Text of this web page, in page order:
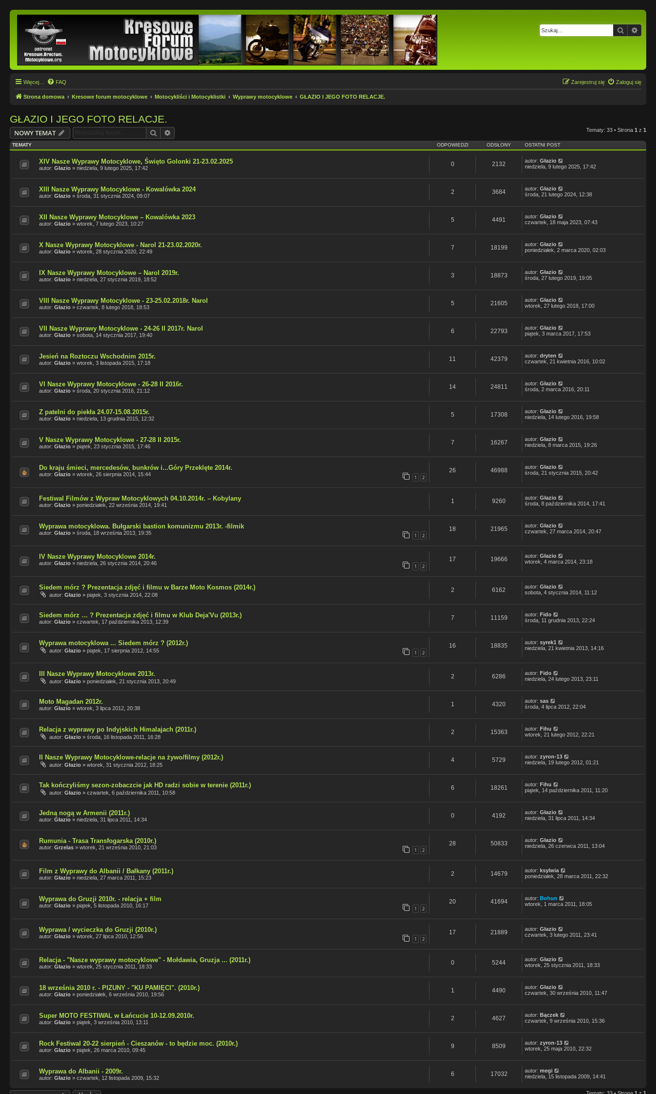
Szukaj
Więcej… FAQ Zaloguj się
Zarejestruj się
Strona domowa Kresowe forum motocyklowe Motocykliści i Motocyklistki Wyprawy motocyklowe GŁAZIO I JEGO FOTO RELACJE.
GŁAZIO I JEGO FOTO RELACJE.
NOWY TEMAT Szukaj Tematy: 33 • Strona 1 z 1
TEMATY ODPOWIEDZI ODSŁONY OSTATNI POST
XIV Nasze Wyprawy Motocyklowe, Święto Golonki 21-23.02.2025
autor: Głazio » niedziela, 9 lutego 2025, 17:42
0 2132 autor: Głazio
niedziela, 9 lutego 2025, 17:42
XIII Nasze Wyprawy Motocyklowe - Kowalówka 2024
autor: Głazio » środa, 31 stycznia 2024, 09:07
2 3684 autor: Głazio
środa, 21 lutego 2024, 12:38
XII Nasze Wyprawy Motocyklowe – Kowalówka 2023
autor: Głazio » wtorek, 7 lutego 2023, 10:27
5 4491 autor: Głazio
czwartek, 18 maja 2023, 07:43
X Nasze Wyprawy Motocyklowe - Narol 21-23.02.2020r.
autor: Głazio » wtorek, 28 stycznia 2020, 22:49
7 18199 autor: Głazio
poniedziałek, 2 marca 2020, 02:03
IX Nasze Wyprawy Motocyklowe – Narol 2019r.
autor: Głazio » niedziela, 27 stycznia 2019, 18:52
3 18873 autor: Głazio
środa, 27 lutego 2019, 19:05
VIII Nasze Wyprawy Motocyklowe - 23-25.02.2018r. Narol
autor: Głazio » czwartek, 8 lutego 2018, 18:53
5 21605 autor: Głazio
wtorek, 27 lutego 2018, 17:00
VII Nasze Wyprawy Motocyklowe - 24-26 II 2017r. Narol
autor: Głazio » sobota, 14 stycznia 2017, 19:40
6 22793 autor: Głazio
piątek, 3 marca 2017, 17:53
Jesień na Roztoczu Wschodnim 2015r.
autor: Głazio » wtorek, 3 listopada 2015, 17:18
11 42379 autor: dryten
czwartek, 21 kwietnia 2016, 10:02
VI Nasze Wyprawy Motocyklowe - 26-28 II 2016r.
autor: Głazio » środa, 20 stycznia 2016, 21:12
14 24811 autor: Głazio
środa, 2 marca 2016, 20:11
Z patelni do piekła 24.07-15.08.2015r.
autor: Głazio » niedziela, 13 grudnia 2015, 12:32
5 17308 autor: Głazio
niedziela, 14 lutego 2016, 19:58
V Nasze Wyprawy Motocyklowe - 27-28 II 2015r.
autor: Głazio » piątek, 23 stycznia 2015, 17:46
7 16267 autor: Głazio
niedziela, 8 marca 2015, 19:26
Do kraju śmieci, mercedesów, bunkrów i...Góry Przeklęte 2014r.
autor: Głazio » wtorek, 26 sierpnia 2014, 15:44 1 2
26 46988 autor: Głazio
środa, 21 stycznia 2015, 20:42
Festiwal Filmów z Wypraw Motocyklowych 04.10.2014r. – Kobylany
autor: Głazio » poniedziałek, 22 września 2014, 19:41
1 9260 autor: Głazio
środa, 8 października 2014, 17:41
Wyprawa motocyklowa. Bułgarski bastion komunizmu 2013r. -filmik
autor: Głazio » środa, 18 września 2013, 19:35 1 2
18 21965 autor: Głazio
czwartek, 27 marca 2014, 20:47
IV Nasze Wyprawy Motocyklowe 2014r.
autor: Głazio » niedziela, 26 stycznia 2014, 20:46 1 2
17 19666 autor: Głazio
wtorek, 4 marca 2014, 23:18
Siedem mórz ? Prezentacja zdjęć i filmu w Barze Moto Kosmos (2014r.)
autor: Głazio » piątek, 3 stycznia 2014, 22:08
2 6162 autor: Głazio
sobota, 4 stycznia 2014, 11:12
Siedem mórz … ? Prezentacja zdjęć i filmu w Klub Deja'Vu (2013r.)
autor: Głazio » czwartek, 17 października 2013, 12:39
7 11159 autor: Fido
środa, 11 grudnia 2013, 22:24
Wyprawa motocyklowa ... Siedem mórz ? (2012r.)
autor: Głazio » piątek, 17 sierpnia 2012, 14:55 1 2
16 18835 autor: syrek1
niedziela, 21 kwietnia 2013, 14:16
III Nasze Wyprawy Motocyklowe 2013r.
autor: Głazio » poniedziałek, 21 stycznia 2013, 20:49
2 6286 autor: Fido
niedziela, 24 lutego 2013, 23:11
Moto Magadan 2012r.
autor: Głazio » wtorek, 3 lipca 2012, 20:38
1 4320 autor: sas
środa, 4 lipca 2012, 22:04
Relacja z wyprawy po Indyjskich Himalajach (2011r.)
autor: Głazio » środa, 16 listopada 2011, 16:28
2 15363 autor: Fihu
wtorek, 21 lutego 2012, 22:21
II Nasze Wyprawy Motocyklowe-relacje na żywo/filmy (2012r.)
autor: Głazio » wtorek, 31 stycznia 2012, 18:25
4 5729 autor: zyron-13
niedziela, 19 lutego 2012, 01:21
Tak kończyliśmy sezon-zobaczcie jak HD radzi sobie w terenie (2011r.)
autor: Głazio » czwartek, 6 października 2011, 10:58
6 18261 autor: Fihu
piątek, 14 października 2011, 11:20
Jedną nogą w Armenii (2011r.)
autor: Głazio » niedziela, 31 lipca 2011, 14:34
0 4192 autor: Głazio
niedziela, 31 lipca 2011, 14:34
Rumunia - Trasa Transfogarska (2010r.)
autor: Grzelas » wtorek, 21 września 2010, 21:03 1 2
28 50833 autor: Głazio
niedziela, 26 czerwca 2011, 13:04
Film z Wyprawy do Albanii / Bałkany (2011r.)
autor: Głazio » niedziela, 27 marca 2011, 15:23
2 14679 autor: ksylwia
poniedziałek, 28 marca 2011, 22:32
Wyprawa do Gruzji 2010r. - relacja + film
autor: Głazio » piątek, 5 listopada 2010, 16:17 1 2
20 41694 autor: Bohun
wtorek, 1 marca 2011, 18:05
Wyprawa / wycieczka do Gruzji (2010r.)
autor: Głazio » wtorek, 27 lipca 2010, 12:56 1 2
17 21889 autor: Głazio
czwartek, 3 lutego 2011, 23:41
Relacja - "Nasze wyprawy motocyklowe" - Mołdawia, Gruzja ... (2011r.)
autor: Głazio » wtorek, 25 stycznia 2011, 18:33
0 5244 autor: Głazio
wtorek, 25 stycznia 2011, 18:33
18 września 2010 r. - PIZUNY - "KU PAMIĘCI". (2010r.)
autor: Głazio » poniedziałek, 6 września 2010, 19:56
1 4490 autor: Głazio
czwartek, 30 września 2010, 11:47
Super MOTO FESTIWAL w Łańcucie 10-12.09.2010r.
autor: Głazio » piątek, 3 września 2010, 13:11
2 4627 autor: Bączek
czwartek, 9 września 2010, 15:36
Rock Festiwal 20-22 sierpień - Cieszanów - to będzie moc. (2010r.)
autor: Głazio » piątek, 26 marca 2010, 09:45
9 8509 autor: zyron-13
wtorek, 25 maja 2010, 22:32
Wyprawa do Albanii - 2009r.
autor: Głazio » czwartek, 12 listopada 2009, 15:32
6 17032 autor: megi
niedziela, 15 listopada 2009, 14:41